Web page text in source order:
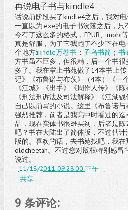
再说电子书与kindle4
话说前阶段买了kindle4之后，我对
一直以为.exe的电子书没落之后，只
今有了这么多的格式，EPUB、mobi
真是舒服，为了它我跑了不少下在
个地方:ikindle万卷书 ； 子乌书简； 书
方书虽不巨多，但很精，后一个书
多了。我在掌上书苑做了14本书上
记》《布鲁诺与布茨》（4本）《一
《江城》《出手》《周作人传》《陈
《刑法刑诉法及司法解释》《江湖
自己以前写的小说。这里《布鲁诺
强烈推荐，前者是我高中时看过的
品，现在实体书很难买到，后者是
吧？书在大陆出了简体版，不过估
版的。喜欢的话，去书苑找吧，我在
oldcheetah。不过您对版权特别感冒
说过。
- 11/18/2011 09:28:00 下午
共享
9 条评论: